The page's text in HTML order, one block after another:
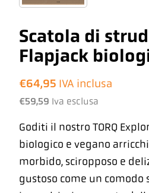
Scatola di
Flapjack
€64,95 IVA inclusa
€59,59 Iva esclusa
Goditi il nostro TORQ
biologico e vegano
morbido, sciropposo e
gustoso come un